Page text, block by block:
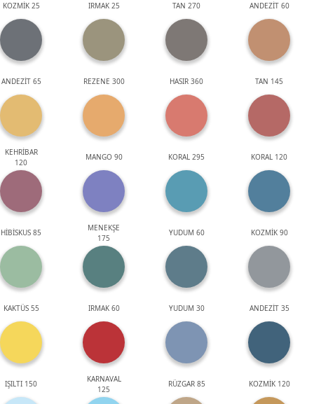
KOZMİK 25 IRMAK 25 TAN 270 ANDEZİT 60
ANDEZİT 65 REZENE 300 HASIR 360 TAN 145
KEHRİBAR
120
MANGO 90 KORAL 295 KORAL 120
HİBİSKUS 85
MENEKŞE
175
YUDUM 60 KOZMİK 90
KAKTÜS 55 IRMAK 60 YUDUM 30 ANDEZİT 35
IŞILTI 150
KARNAVAL
125
RÜZGAR 85 KOZMİK 120